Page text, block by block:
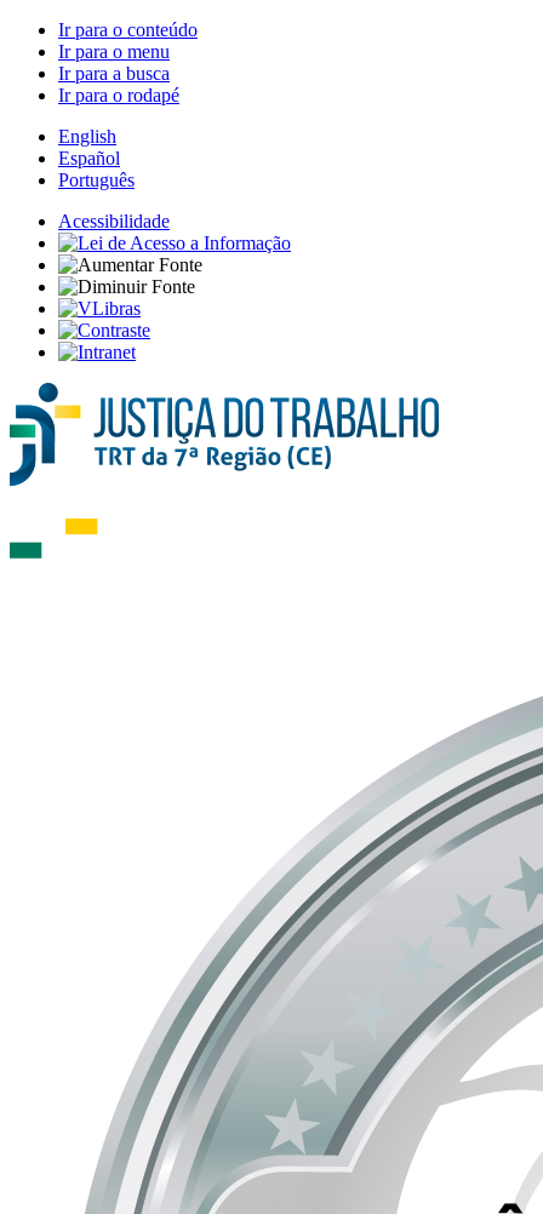
Ir para o conteúdo
Ir para o menu
Ir para a busca
Ir para o rodapé
English
Español
Português
Acessibilidade